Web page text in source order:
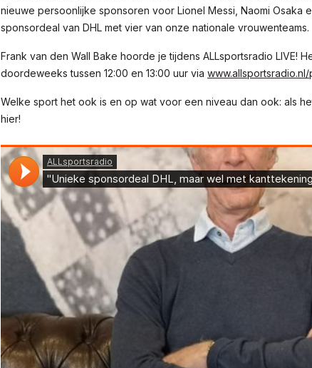
nieuwe persoonlijke sponsoren voor Lionel Messi, Naomi Osaka
sponsordeal van DHL met vier van onze nationale vrouwenteams.
Frank van den Wall Bake hoorde je tijdens ALLsportsradio LIVE!
doordeweeks tussen 12:00 en 13:00 uur via
Welke sport het ook is en op wat voor een niveau dan ook: als
hier!